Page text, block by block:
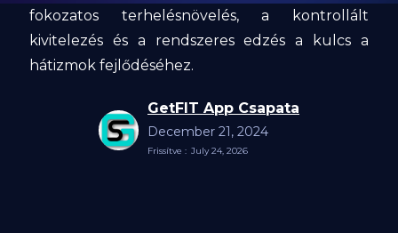
fokozatos terhelésnövelés, a kontrollált
kivitelezés és a rendszeres edzés a kulcs a
hátizmok fejlődéséhez.
GetFIT App Csapata
December 21, 2024
Frissítve : July 24, 2026